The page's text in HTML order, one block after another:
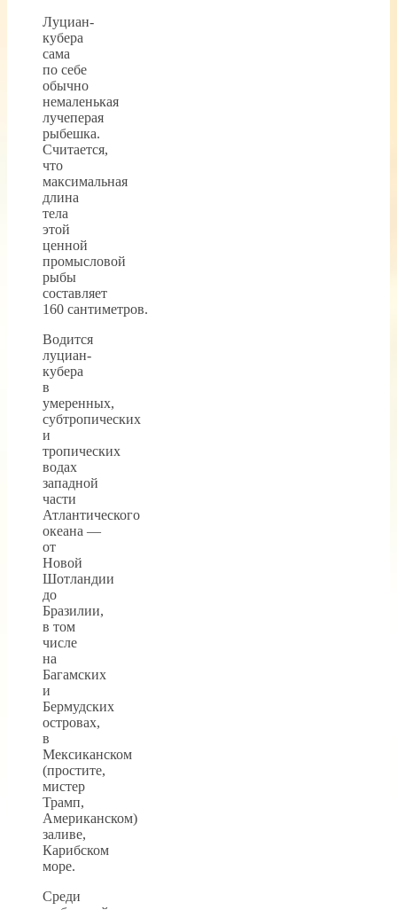
Луциан-
кубера
сама
по себе
обычно
немаленькая
лучеперая
рыбешка.
Считается,
что
максимальная
длина
тела
этой
ценной
промысловой
рыбы
составляет
160 сантиметров.
Водится
луциан-
кубера
в
умеренных,
субтропических
и
тропических
водах
западной
части
Атлантического
океана —
от
Новой
Шотландии
до
Бразилии,
в том
числе
на
Багамских
и
Бермудских
островах,
в
Мексиканском
(простите,
мистер
Трамп,
Американском)
заливе,
Карибском
море.
Среди